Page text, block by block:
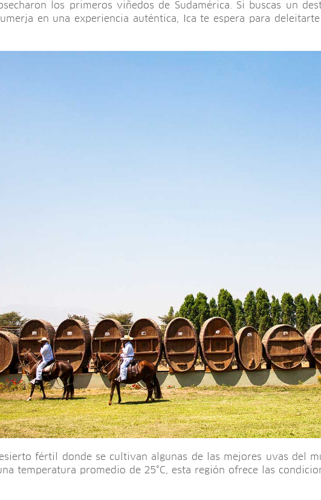
los primeros viñedos de Sudamérica. Si buscas un
en una experiencia auténtica, Ica te espera para
fértil donde se cultivan algunas de las mejores uvas del
temperatura promedio de 25°C, esta región ofrece las